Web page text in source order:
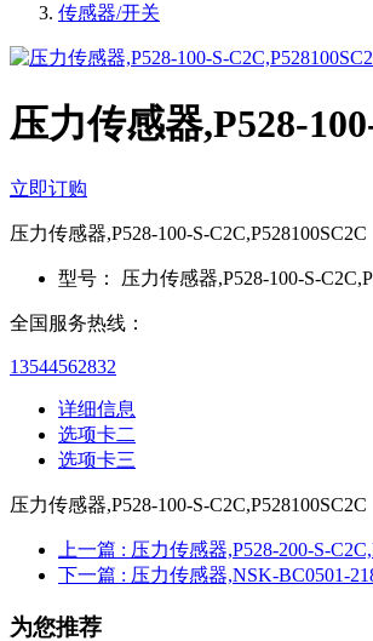
传感器/开关
压力传感器,P528-
立即订购
压力传感器,P528-100-S-C2C,P528100SC2C
型号： 压力传感器,P528-100-S-
全国服务热线：
13544562832
详细信息
选项卡二
选项卡三
压力传感器,P528-100-S-C2C,P528100SC2C
上一篇 : 压力传感器,P528-200-S-
下一篇 : 压力传感器,NSK-BC0501-
为您推荐